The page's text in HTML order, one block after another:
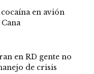
en avión
en RD gente no
de crisis